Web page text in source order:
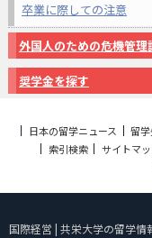
卒業に際しての注意
外国人のための危機管理
奨学金を探す
日本の留学ニュース 留
索引検索
サイトマ
国際経営 | 共栄大学の留学情